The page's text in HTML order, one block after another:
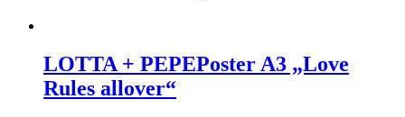
LOTTA + PEPEPoster A3 „Love
Rules allover“